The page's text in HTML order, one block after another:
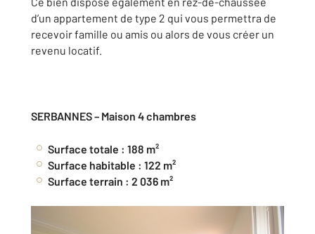
d’un appartement de type 2 qui vous permettra de
recevoir famille ou amis ou alors de vous créer un
revenu locatif.
SERBANNES – Maison 4 chambres
Surface totale : 188 m²
Surface habitable : 122 m²
Surface terrain : 2 036 m²